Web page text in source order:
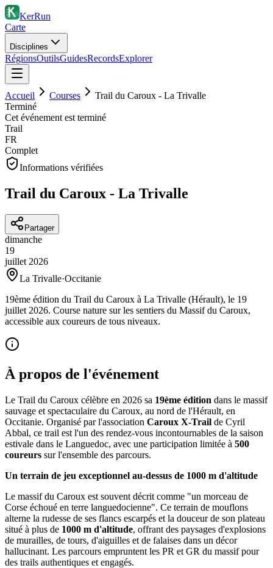
KerRun
Carte
Disciplines
RégionsOutilsGuidesRecordsExplorer
Accueil Courses
Trail du Caroux - La Trivalle
Terminé
Cet événement est terminé
Trail
FR
Complet
Informations vérifiées
Trail du Caroux - La Trivalle
Partager
dimanche
19
juillet 2026
La Trivalle·Occitanie
19ème édition du Trail du Caroux à La Trivalle (Hérault), le 19
juillet 2026. Course nature sur les sentiers du Massif du Caroux,
accessible aux coureurs de tous niveaux.
À propos de l'événement
Le Trail du Caroux célèbre en 2026 sa 19ème édition dans le massif
sauvage et spectaculaire du Caroux, au nord de l'Hérault, en
Occitanie. Organisé par l'association Caroux X-Trail de Cyril
Abbal, ce trail est l'un des rendez-vous incontournables de la saison
estivale dans le Languedoc, avec une participation limitée à 500
coureurs sur l'ensemble des parcours.
Un terrain de jeu exceptionnel au-dessus de 1000 m d'altitude
Le massif du Caroux est souvent décrit comme "un morceau de
Corse échoué en terre languedocienne". Ce terrain de mouflons
alterne la rudesse de ses flancs escarpés et la douceur de son plateau
situé à plus de 1000 m d'altitude, offrant des paysages d'explosions
de murailles, de tours, d'aiguilles et de falaises dans un décor
hallucinant. Les parcours empruntent les PR et GR du massif pour
des trails authentiques et engagés.